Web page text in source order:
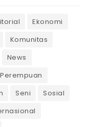
Ekonomi
Komunitas
News
Perempuan
Seni
Sosial